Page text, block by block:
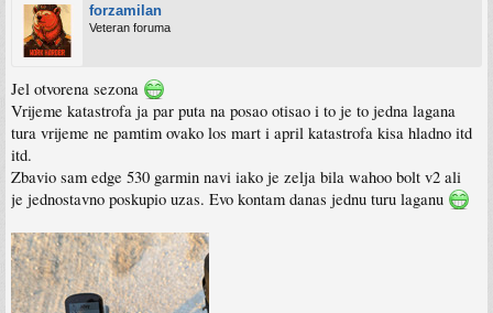
forzamilan
Veteran foruma
Jel otvorena sezona
Vrijeme katastrofa ja par puta na posao otisao i to je to jedna lagana
tura vrijeme ne pamtim ovako los mart i april katastrofa kisa hladno itd
itd.
Zbavio sam edge 530 garmin navi iako je zelja bila wahoo bolt v2 ali
je jednostavno poskupio uzas. Evo kontam danas jednu turu laganu